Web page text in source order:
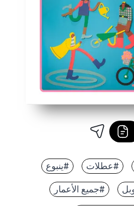
البسيطة على بناء المهارات الحركية
أو مواعيد اللعب أو الأيام الممطرة -
#عطلات #ينبوع
#جميع الأعمار